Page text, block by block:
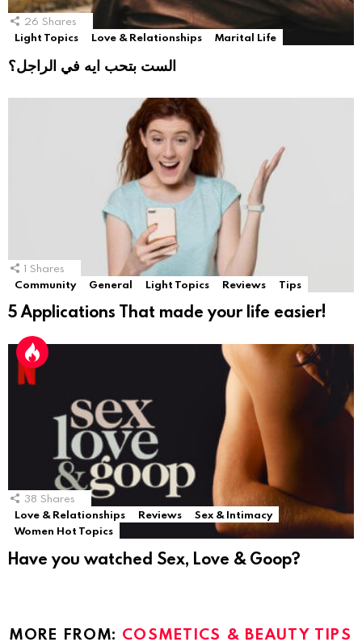
26 Shares
Light Topics
Love & Relationships Marital Life
الست بتحب ايه في الراجل؟
1 Shares
Community
General Light Topics Reviews Tips
5 Applications That made your life easier!
38 Shares
Love & Relationships
Reviews
Sex & Intimacy
Women Hot Topics
Have you watched Sex, Love & Goop?
MORE FROM: COSMETICS & BEAUTY TIPS